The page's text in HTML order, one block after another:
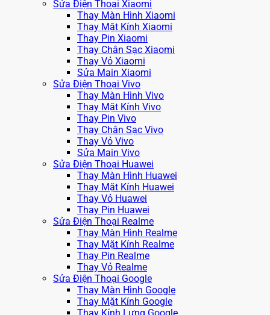
Sửa Điện Thoại Xiaomi
Thay Màn Hình Xiaomi
Thay Mặt Kính Xiaomi
Thay Pin Xiaomi
Thay Chân Sạc Xiaomi
Thay Vỏ Xiaomi
Sửa Main Xiaomi
Sửa Điện Thoại Vivo
Thay Màn Hình Vivo
Thay Mặt Kính Vivo
Thay Pin Vivo
Thay Chân Sạc Vivo
Thay Vỏ Vivo
Sửa Main Vivo
Sửa Điện Thoại Huawei
Thay Màn Hình Huawei
Thay Mặt Kính Huawei
Thay Vỏ Huawei
Thay Pin Huawei
Sửa Điện Thoại Realme
Thay Màn Hình Realme
Thay Mặt Kính Realme
Thay Pin Realme
Thay Vỏ Realme
Sửa Điện Thoại Google
Thay Màn Hình Google
Thay Mặt Kính Google